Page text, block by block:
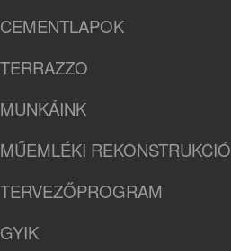
CEMENTLAPOK
TERRAZZO
MUNKÁINK
MŰEMLÉKI REKONSTRUKCIÓ
TERVEZŐPROGRAM
GYIK